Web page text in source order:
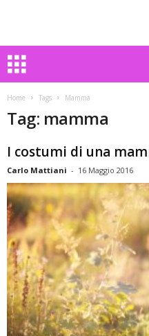
Home Tags Mamma
Tag: mamma
I costumi di una
Carlo Mattiani - 16 Maggio 2016